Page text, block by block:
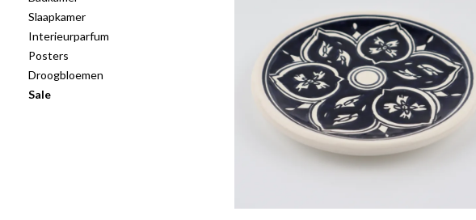
Slaapkamer
Interieurparfum
Posters
Droogbloemen
Sale